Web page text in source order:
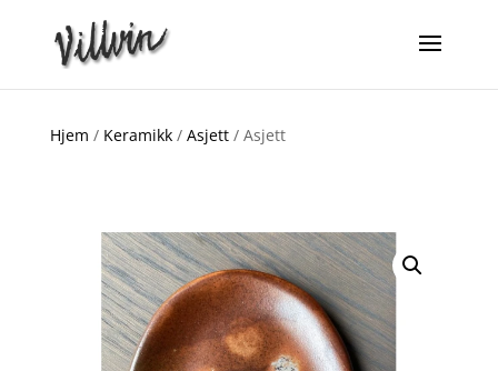
Hjem / Keramikk/ Asjett/ Asjett